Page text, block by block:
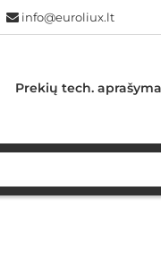
info@euroliux.lt
Prekių tech.